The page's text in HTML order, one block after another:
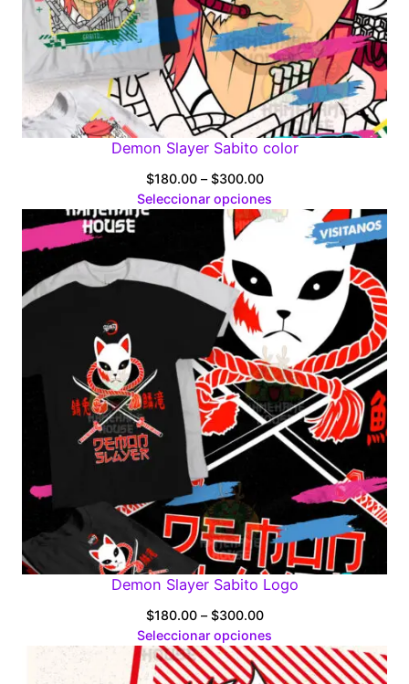
Demon Slayer Sabito color
$180.00 – $300.00Price
range:
$180.00
through
Seleccionar opciones
Demon Slayer Sabito Logo
$180.00 – $300.00Price
range:
$180.00
through
Seleccionar opciones